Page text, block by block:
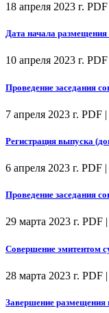
18 апреля 2023 г.
Дата начала
10 апреля 2023 г.
Проведение заседания
7 апреля 2023 г. PDF
Регистрация выпуска
6 апреля 2023 г. PDF
Проведение заседания
29 марта 2023 г. PDF
Совершение эмитентом
28 марта 2023 г. PDF
Завершение размещения